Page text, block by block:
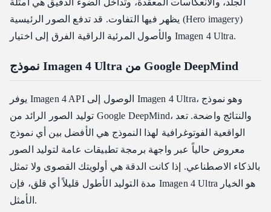
الجلد، والانعكاسات المعقدة، وتداخل الضوء الدقيق هي أمثلة
يظهر فيها التفاوت. قد تدفع الصور الرئيسية (Hero imagery)
والأصول المرئية الراقية الفرق إلى اختيار Imagen 4 Ultra.
نموذج Imagen 4 Ultra من Google DeepMind
يوفر Imagen 4 API الوصول إلى Imagen 4 Ultra، وهو نموذج
توليد الصور الرائد من Google DeepMind، والنتائج واضحة. تعد
الواقعية الفوتوغرافية لهذا النموذج هي الأفضل بين أي نموذج
معروض حالياً عبر واجهة برمجة تطبيقات عامة لتوليد الصور
بالذكاء الاصطناعي. إذا كانت الدقة هي أولويتك القصوى ولا تمثل
مدة التوليد الأطول قليلاً أي قلق، فإن Imagen 4 Ultra هو الخيار
الأمثل.